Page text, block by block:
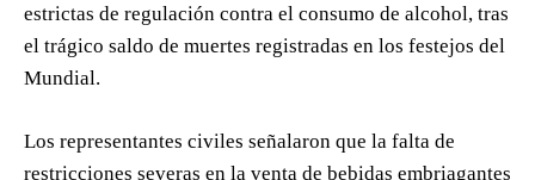
estrictas de regulación contra el consumo de alcohol, tras
el trágico saldo de muertes registradas en los festejos del
Mundial.
Los representantes civiles señalaron que la falta de
restricciones severas en la venta de bebidas embriagantes